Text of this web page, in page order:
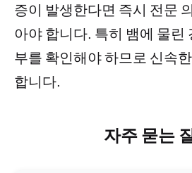
증이 발생한다면 즉시 전문
아야 합니다. 특히 뱀에 물린
부를 확인해야 하므로 신속
합니다.
자주 묻는